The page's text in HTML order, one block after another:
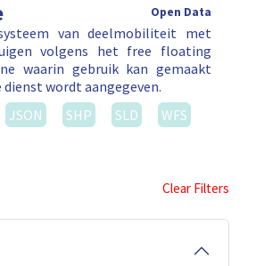
Open Data
van deelmobiliteit met
volgens het free floating
waarin gebruik kan gemaakt
dienst wordt aangegeven.
JSON SHP SLD
WFS
Clear Filters